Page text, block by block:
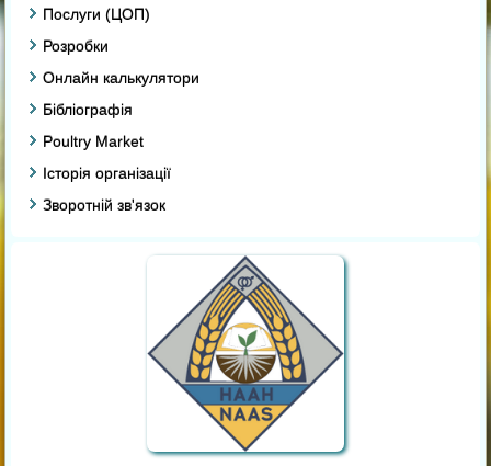
Послуги (ЦОП)
Розробки
Онлайн калькулятори
Бібліографія
Poultry Market
Історія організації
Зворотній зв'язок